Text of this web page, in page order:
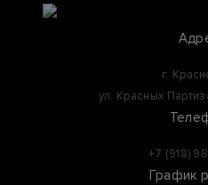
г.
ул. Красных
+7 (918)
График